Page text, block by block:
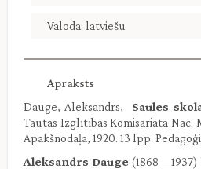
Valoda: latviešu
Apraksts
Dauge, Aleksandrs, Saules
Tautas Izglītības Komisariata Nac.
Apakšnodaļa, 1920. 13 lpp.
Aleksandrs Dauge(1868—1937)